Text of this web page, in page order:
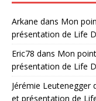
Arkane dans Mon
présentation de Life
Eric78 dans Mon
présentation de Life
Jérémie Leutenegger
et présentation de